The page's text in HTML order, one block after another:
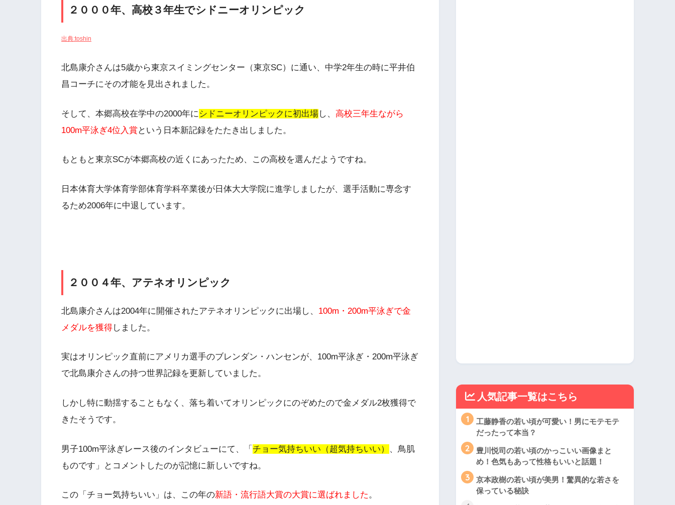
２０００年、高校３年生でシドニーオリンピック
出典:toshin
北島康介さんは5歳から東京スイミングセンター（東京SC）に通い、中学2年生の時に平井伯
昌コーチにその才能を見出されました。
そして、本郷高校在学中の2000年に シドニーオリンピックに初出場し、 高校三年生ながら
100m平泳ぎ4位入賞 という日本新記録をたたき出しました。
もともと東京SCが本郷高校の近くにあったため、この高校を選んだようですね。
日本体育大学体育学部体育学科卒業後が日体大大学院に進学しましたが、選手活動に専念す
るため2006年に中退しています。
２００４年、アテネオリンピック
北島康介さんは2004年に開催されたアテネオリンピックに出場し、 100m・200m平泳ぎで金
メダルを獲得しました。
実はオリンピック直前にアメリカ選手のブレンダン・ハンセンが、100m平泳ぎ・200m平泳ぎ
で北島康介さんの持つ世界記録を更新していました。
しかし特に動揺することもなく、落ち着いてオリンピックにのぞめたので金メダル2枚獲得で
きたそうです。
男子100m平泳ぎレース後のインタビューにて、「 チョー気持ちいい（超気持ちいい）
、鳥肌
ものです」とコメントしたのが記憶に新しいですね。
この「チョー気持ちいい」は、この年の新語・流行語大賞の大賞に選ばれました。
人気記事一覧はこちら
1
工藤静香の若い頃が可愛い！男にモテモテ
だったって本当？
2
豊川悦司の若い頃のかっこいい画像まと
め！色気もあって性格もいいと話題！
3
京本政樹の若い頃が美男！驚異的な若さを
保っている秘訣